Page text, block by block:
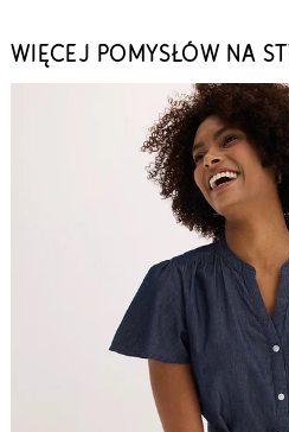
WIĘCEJ POMYSŁÓW NA